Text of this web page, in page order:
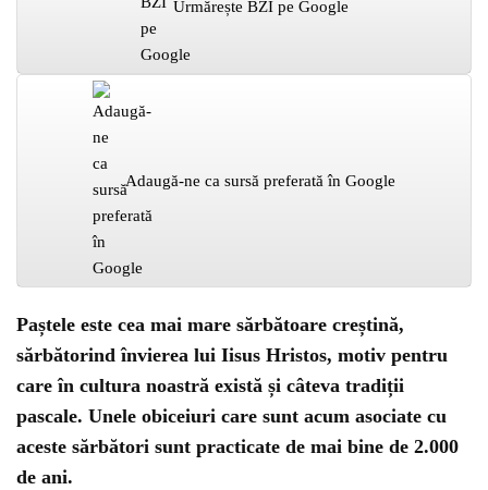
Urmărește BZI pe Google
Adaugă-ne ca sursă preferată în Google
Paștele este cea mai mare sărbătoare creștină,
sărbătorind învierea lui Iisus Hristos, motiv pentru
care în cultura noastră există și câteva tradiții
pascale. Unele obiceiuri care sunt acum asociate cu
aceste sărbători sunt practicate de mai bine de 2.000
de ani.